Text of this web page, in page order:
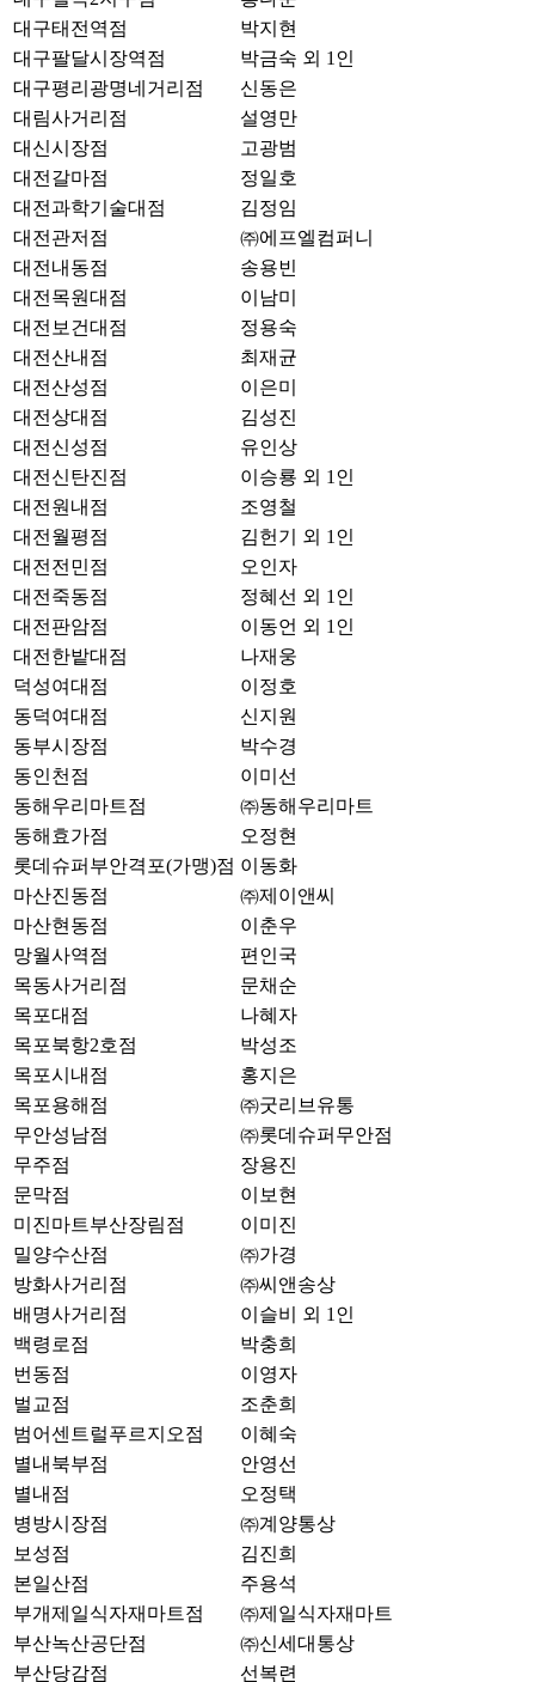
대구태전역점
박지현
대구팔달시장역점
박금숙 외 1인
대구평리광명네거리점
신동은
대림사거리점
설영만
대신시장점
고광범
대전갈마점
정일호
대전과학기술대점
김정임
대전관저점
㈜에프엘컴퍼니
대전내동점
송용빈
대전목원대점
이남미
대전보건대점
정용숙
대전산내점
최재균
대전산성점
이은미
대전상대점
김성진
대전신성점
유인상
대전신탄진점
이승룡 외 1인
대전원내점
조영철
대전월평점
김헌기 외 1인
대전전민점
오인자
대전죽동점
정혜선 외 1인
대전판암점
이동언 외 1인
대전한밭대점
나재웅
덕성여대점
이정호
동덕여대점
신지원
동부시장점
박수경
동인천점
이미선
동해우리마트점
㈜동해우리마트
동해효가점
오정현
롯데슈퍼부안격포(가맹)점 이동화
마산진동점
㈜제이앤씨
마산현동점
이춘우
망월사역점
편인국
목동사거리점
문채순
목포대점
나혜자
목포북항2호점
박성조
목포시내점
홍지은
목포용해점
㈜굿리브유통
무안성남점
㈜롯데슈퍼무안점
무주점
장용진
문막점
이보현
미진마트부산장림점
이미진
밀양수산점
㈜가경
방화사거리점
㈜씨앤송상
배명사거리점
이슬비 외 1인
백령로점
박충희
번동점
이영자
벌교점
조춘희
범어센트럴푸르지오점
이혜숙
별내북부점
안영선
별내점
오정택
병방시장점
㈜계양통상
보성점
김진희
본일산점
주용석
부개제일식자재마트점
㈜제일식자재마트
부산녹산공단점
㈜신세대통상
부산당감점
선복련